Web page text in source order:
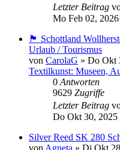
Letzter Beitrag
Mo Feb 02,
🏴󠁧󠁢󠁳󠁣󠁴󠁿 Schottland
Urlaub / Tourismus
von CarolaG » Do Okt
Textilkunst: Museen,
0 Antworten
9629 Zugriffe
Letzter Beitrag
Do Okt 30, 2025
Silver Reed SK 280
von Agneta » Di Okt